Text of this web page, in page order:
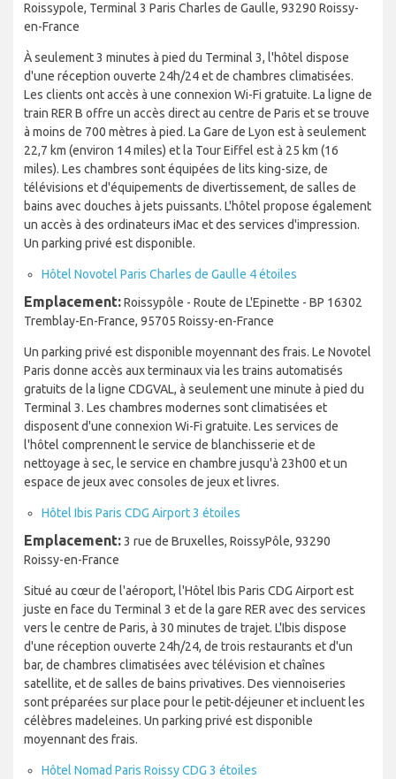
Roissypole, Terminal 3 Paris Charles de Gaulle, 93290 Roissy-
en-France
À seulement 3 minutes à pied du Terminal 3, l'hôtel dispose
d'une réception ouverte 24h/24 et de chambres climatisées.
Les clients ont accès à une connexion Wi-Fi gratuite. La ligne de
train RER B offre un accès direct au centre de Paris et se trouve
à moins de 700 mètres à pied. La Gare de Lyon est à seulement
22,7 km (environ 14 miles) et la Tour Eiffel est à 25 km (16
miles). Les chambres sont équipées de lits king-size, de
télévisions et d'équipements de divertissement, de salles de
bains avec douches à jets puissants. L'hôtel propose également
un accès à des ordinateurs iMac et des services d'impression.
Un parking privé est disponible.
Hôtel Novotel Paris Charles de Gaulle 4 étoiles
Emplacement:Roissypôle - Route de L'Epinette - BP 16302
Tremblay-En-France, 95705 Roissy-en-France
Un parking privé est disponible moyennant des frais. Le Novotel
Paris donne accès aux terminaux via les trains automatisés
gratuits de la ligne CDGVAL, à seulement une minute à pied du
Terminal 3. Les chambres modernes sont climatisées et
disposent d'une connexion Wi-Fi gratuite. Les services de
l'hôtel comprennent le service de blanchisserie et de
nettoyage à sec, le service en chambre jusqu'à 23h00 et un
espace de jeux avec consoles de jeux et livres.
Hôtel Ibis Paris CDG Airport 3 étoiles
Emplacement:3 rue de Bruxelles, RoissyPôle, 93290
Roissy-en-France
Situé au cœur de l'aéroport, l'Hôtel Ibis Paris CDG Airport est
juste en face du Terminal 3 et de la gare RER avec des services
vers le centre de Paris, à 30 minutes de trajet. L'Ibis dispose
d'une réception ouverte 24h/24, de trois restaurants et d'un
bar, de chambres climatisées avec télévision et chaînes
satellite, et de salles de bains privatives. Des viennoiseries
sont préparées sur place pour le petit-déjeuner et incluent les
célèbres madeleines. Un parking privé est disponible
moyennant des frais.
Hôtel Nomad Paris Roissy CDG 3 étoiles